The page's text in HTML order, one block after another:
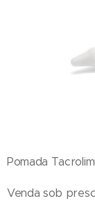
Pomada
Venda sob